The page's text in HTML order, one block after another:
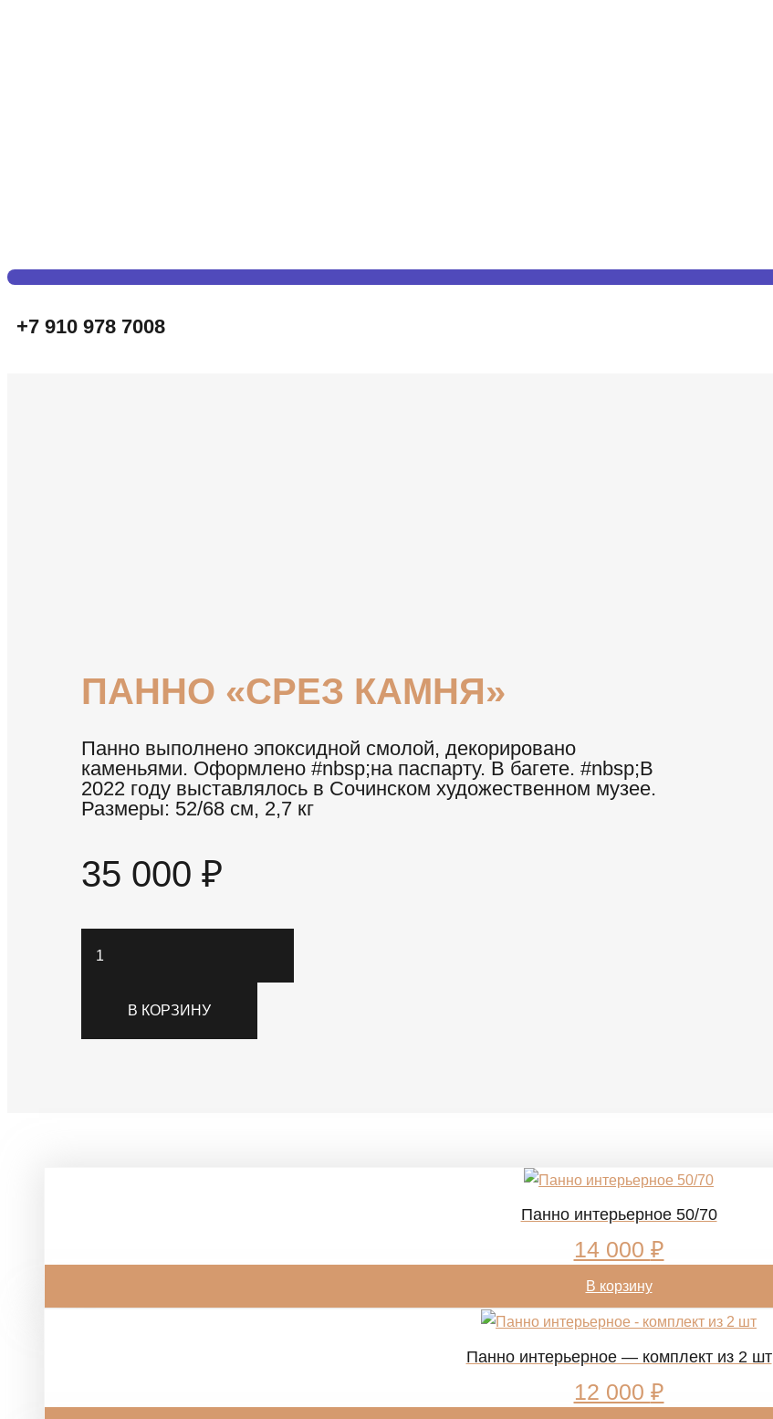
+7 910 978 7008
ПАННО «СРЕЗ КАМНЯ»
Панно выполнено эпоксидной смолой, декорировано
каменьями. Оформлено #nbsp;на паспарту. В багете. #nbsp;В
2022 году выставлялось в Сочинском художественном музее.
Размеры: 52/68 см, 2,7 кг
35 000₽
товара
камня"
В КОРЗИНУ
Панно интерьерное 50/70
14 000 ₽
В корзину
Панно интерьерное — комплект из 2 шт
12 000 ₽